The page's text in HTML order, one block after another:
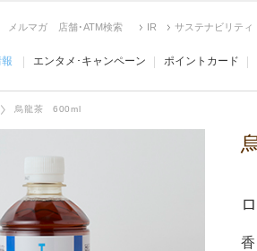
メルマガ 店舗･ATM検索 IR サステナビリティ
エンタメ･キャンペーン ポイントカード
烏龍茶 600ml